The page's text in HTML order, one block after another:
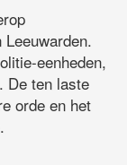
eenheden,
De ten laste
orde en het